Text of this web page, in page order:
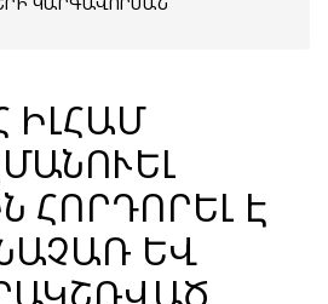
ԻԼՀԱՄ
ՀՈՐԴՈՐԵԼ Է
ԵՎ